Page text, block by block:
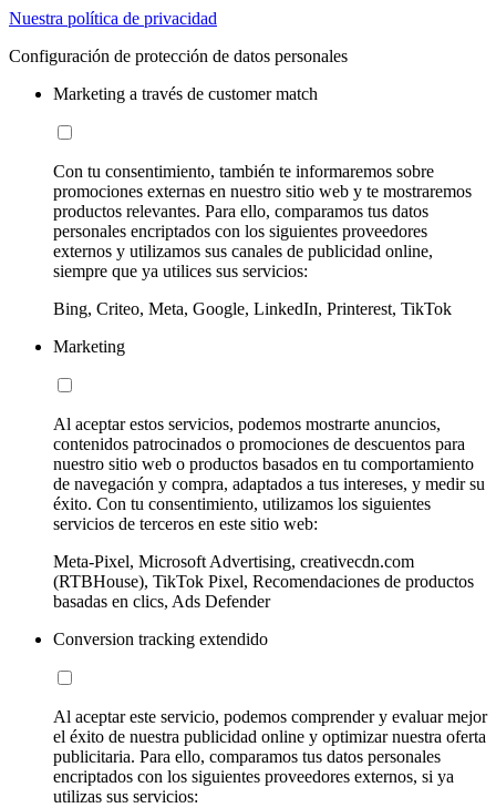
Nuestra política de privacidad
Configuración de protección de datos personales
Marketing a través de customer match
Con tu consentimiento, también te informaremos sobre
promociones externas en nuestro sitio web y te mostraremos
productos relevantes. Para ello, comparamos tus datos
personales encriptados con los siguientes proveedores
externos y utilizamos sus canales de publicidad online,
siempre que ya utilices sus servicios:
Bing, Criteo, Meta, Google, LinkedIn, Printerest, TikTok
Marketing
Al aceptar estos servicios, podemos mostrarte anuncios,
contenidos patrocinados o promociones de descuentos para
nuestro sitio web o productos basados en tu comportamiento
de navegación y compra, adaptados a tus intereses, y medir su
éxito. Con tu consentimiento, utilizamos los siguientes
servicios de terceros en este sitio web:
Meta-Pixel, Microsoft Advertising, creativecdn.com
(RTBHouse), TikTok Pixel, Recomendaciones de productos
basadas en clics, Ads Defender
Conversion tracking extendido
Al aceptar este servicio, podemos comprender y evaluar mejor
el éxito de nuestra publicidad online y optimizar nuestra oferta
publicitaria. Para ello, comparamos tus datos personales
encriptados con los siguientes proveedores externos, si ya
utilizas sus servicios: